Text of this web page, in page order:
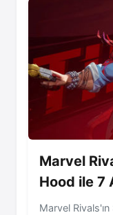
Marvel
Hood ile 7
Marvel